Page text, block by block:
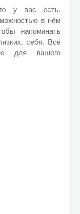
у вас есть.
в нём
напоминать
себя. Всё
для вашего